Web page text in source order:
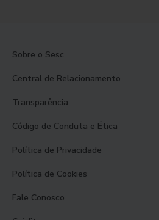
Sobre o Sesc
Central de Relacionamento
Transparência
Código de Conduta e Ética
Política de Privacidade
Política de Cookies
Fale Conosco